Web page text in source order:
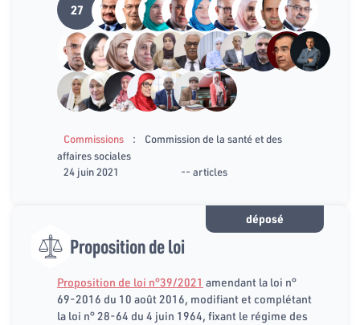
27
Commissions :
Commission de la santé et des
affaires sociales
24 juin 2021
-- articles
déposé
Proposition de loi
Proposition de loi n°39/2021 amendant la loi n°
69-2016 du 10 août 2016, modifiant et complétant
la loi n° 28-64 du 4 juin 1964, fixant le régime des